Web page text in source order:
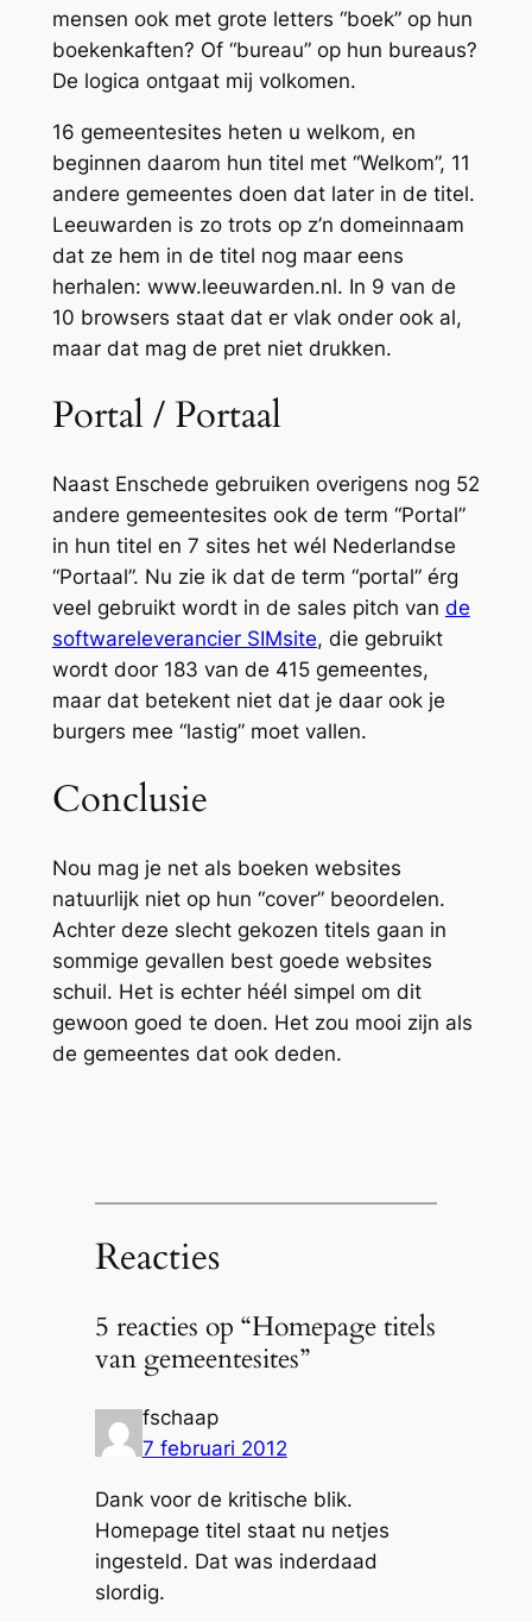
mensen ook met grote letters “boek” op hun
boekenkaften? Of “bureau” op hun bureaus?
De logica ontgaat mij volkomen.
16 gemeentesites heten u welkom, en
beginnen daarom hun titel met “Welkom”, 11
andere gemeentes doen dat later in de titel.
Leeuwarden is zo trots op z’n domeinnaam
dat ze hem in de titel nog maar eens
herhalen: www.leeuwarden.nl. In 9 van de
10 browsers staat dat er vlak onder ook al,
maar dat mag de pret niet drukken.
Portal / Portaal
Naast Enschede gebruiken overigens nog 52
andere gemeentesites ook de term “Portal”
in hun titel en 7 sites het wél Nederlandse
“Portaal”. Nu zie ik dat de term “portal” érg
veel gebruikt wordt in de sales pitch van de
softwareleverancier SIMsite, die gebruikt
wordt door 183 van de 415 gemeentes,
maar dat betekent niet dat je daar ook je
burgers mee “lastig” moet vallen.
Conclusie
Nou mag je net als boeken websites
natuurlijk niet op hun “cover” beoordelen.
Achter deze slecht gekozen titels gaan in
sommige gevallen best goede websites
schuil. Het is echter héél simpel om dit
gewoon goed te doen. Het zou mooi zijn als
de gemeentes dat ook deden.
Reacties
5 reacties op “Homepage titels
van gemeentesites”
fschaap
7 februari 2012
Dank voor de kritische blik.
Homepage titel staat nu netjes
ingesteld. Dat was inderdaad
slordig.